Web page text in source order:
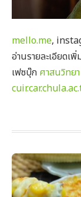
mello.me,
อ่านรายละเอียดเพิ่
เฟซบุ๊ก ศาสนวิทย